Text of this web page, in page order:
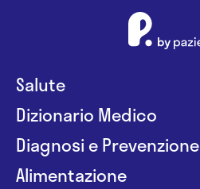
Salute
Dizionario Medico
Diagnosi e Prevenzione
Alimentazione